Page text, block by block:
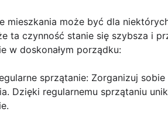
mieszkania może być dla
ta czynność stanie się szybsza i
w doskonałym porządku:
sprzątanie: Zorganizuj
Dzięki regularnemu sprzątaniu